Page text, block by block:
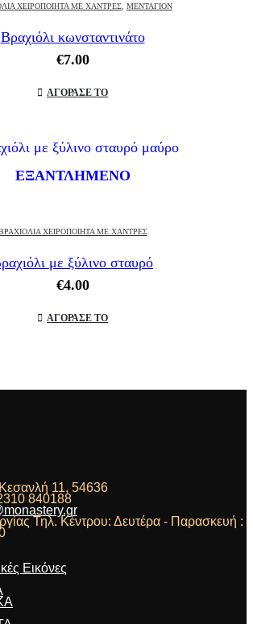
ΧΕΙΡΟΠΟΊΗΤΑ ΜΕ ΧΆΝΤΡΕΣ ΜΕΝΤΑΓΙΟΝ
Βραχιόλι κωνσταντινάτο
€7.00
ΑΓΟΡΑΣΕ ΤΟ
ΕΞΑΝΤΛΗΜΈΝΟ
ΧΕΙΡΟΠΟΊΗΤΑ ΜΕ ΧΆΝΤΡΕΣ
με ξύλινο σταυρό
€4.00
ΑΓΟΡΑΣΕ ΤΟ
Κεσανλή 11, 54636
840188
Τηλ. Κέντρου: Δευτέρα - Παρασκευή :
Εικόνες